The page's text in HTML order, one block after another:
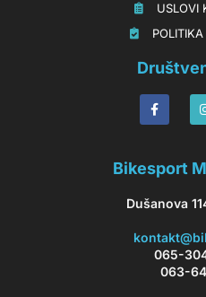
‎‎USLOVI
Bikesport
Dušanova
065-
063-